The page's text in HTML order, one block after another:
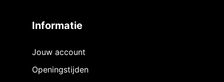
Informatie
Jouw account
Openingstijden